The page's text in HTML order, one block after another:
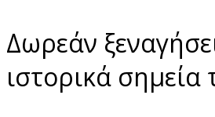
Δωρεάν
ιστορικά σημεία